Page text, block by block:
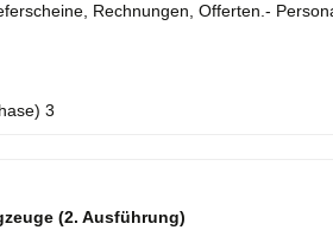
Rechnungen, Offerten.-
3
(2. Ausführung)